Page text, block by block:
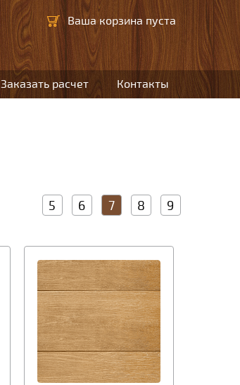
Ваша корзина пуста
Заказать расчет Контакты
5 6 7 8 9